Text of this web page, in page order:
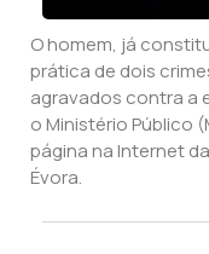
O homem, já
prática de dois
agravados contra a
o Ministério Público
página na Internet
Évora.